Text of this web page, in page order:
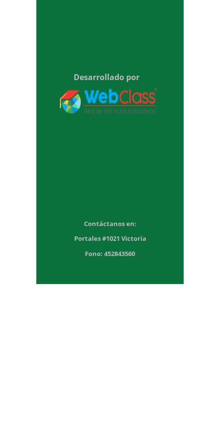
Desarrollado por
Contáctanos en:
Portales #1021 Victoria
Fono: 452843560